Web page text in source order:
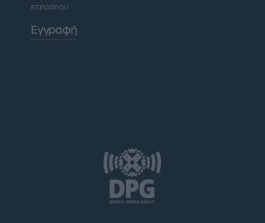
επιτρόπου
Εγγραφή